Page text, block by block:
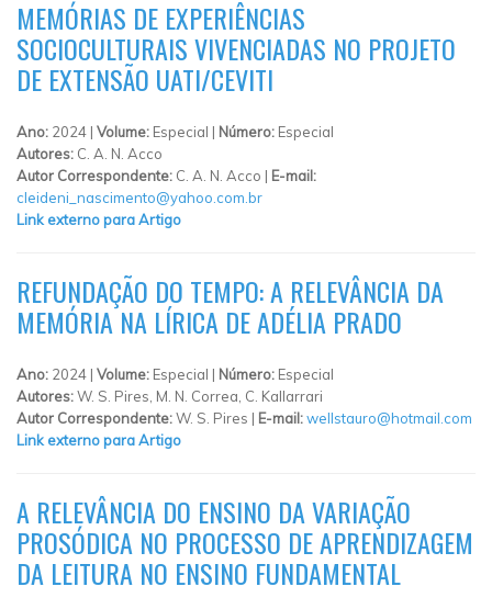
MEMÓRIAS DE EXPERIÊNCIAS
SOCIOCULTURAIS VIVENCIADAS NO PROJETO
DE EXTENSÃO UATI/CEVITI
Ano: 2024 | Volume: Especial | Número: Especial
Autores: C. A. N. Acco
Autor Correspondente: C. A. N. Acco | E-mail:
cleideni_nascimento@yahoo.com.br
Link externo para Artigo
REFUNDAÇÃO DO TEMPO: A RELEVÂNCIA DA
MEMÓRIA NA LÍRICA DE ADÉLIA PRADO
Ano: 2024 | Volume: Especial | Número: Especial
Autores:W. S. Pires, M. N. Correa, C. Kallarrari
Autor Correspondente:W. S. Pires | E-mail:wellstauro@hotmail.com
Link externo para Artigo
A RELEVÂNCIA DO ENSINO DA VARIAÇÃO
PROSÓDICA NO PROCESSO DE APRENDIZAGEM
DA LEITURA NO ENSINO FUNDAMENTAL